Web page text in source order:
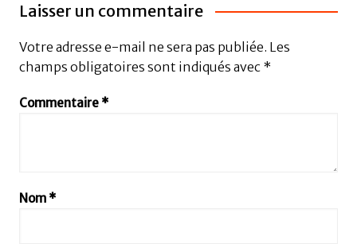
Laisser un commentaire
Votre adresse e-mail ne sera pas publiée. Les
champs obligatoires sont indiqués avec *
Commentaire *
Nom *